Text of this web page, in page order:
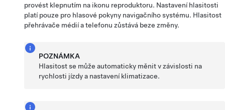
provést klepnutím na ikonu reproduktoru. Nastavení hlasitosti
platí pouze pro hlasové pokyny navigačního systému. Hlasitost
přehrávače médií a telefonu zůstává beze změny.
POZNÁMKA
Hlasitost se může automaticky měnit v závislosti na
rychlosti jízdy a nastavení klimatizace.